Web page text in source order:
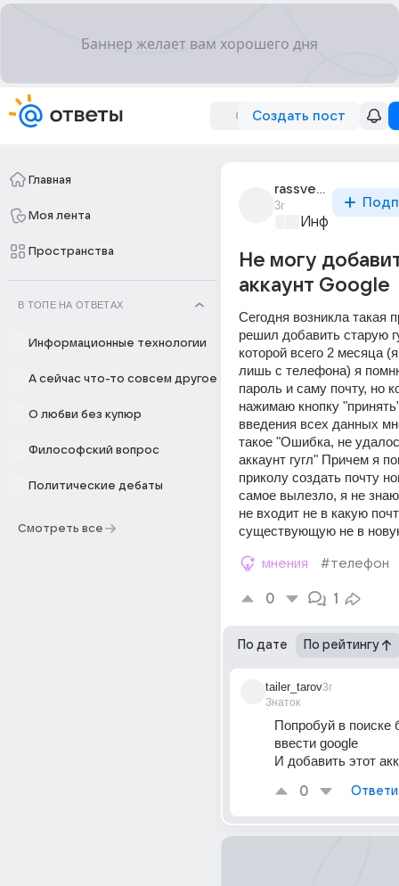
Создать пост
Главная
Моя лента
Пространства
В ТОПЕ НА ОТВЕТАХ
Информационные технологии
А сейчас что-то совсем другое
О любви без купюр
Философский вопрос
Политические дебаты
Смотреть все
rassvet_akatsuki_1
3г
Не могу
аккаунт Google
Сегодня возникла такая
решил добавить старую
которой всего 2 месяца
лишь с телефона) я
пароль и саму почту, но
нажимаю кнопку
введения всех данных
такое "Ошибка, не
аккаунт гугл" Причем я
приколу создать почту
самое вылезло, я не
не входит не в какую
существующую не в
мнения #телефон
0 1
По дате По рейтингу
tailer_tarov
Знаток
3г
Попробуй в поиске
ввести google
И добавить этот
0